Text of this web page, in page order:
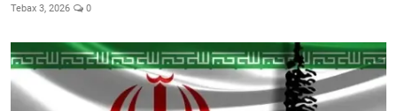
Tebax 3, 2026 0